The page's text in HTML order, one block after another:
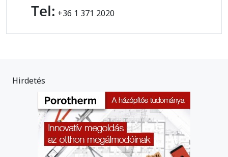
Tel: +36 1 371 2020
Hirdetés